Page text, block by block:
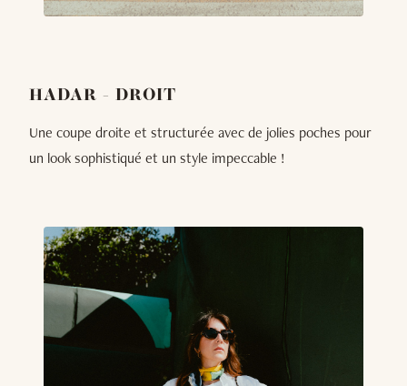
HADAR - DROIT
Une coupe droite et structurée avec de jolies poches pour
un look sophistiqué et un style impeccable !